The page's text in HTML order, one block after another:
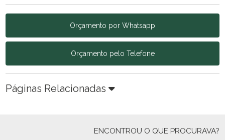
Orçamento por Whatsapp
Orçamento pelo Telefone
Páginas Relacionadas
ENCONTROU O QUE PROCURAVA?